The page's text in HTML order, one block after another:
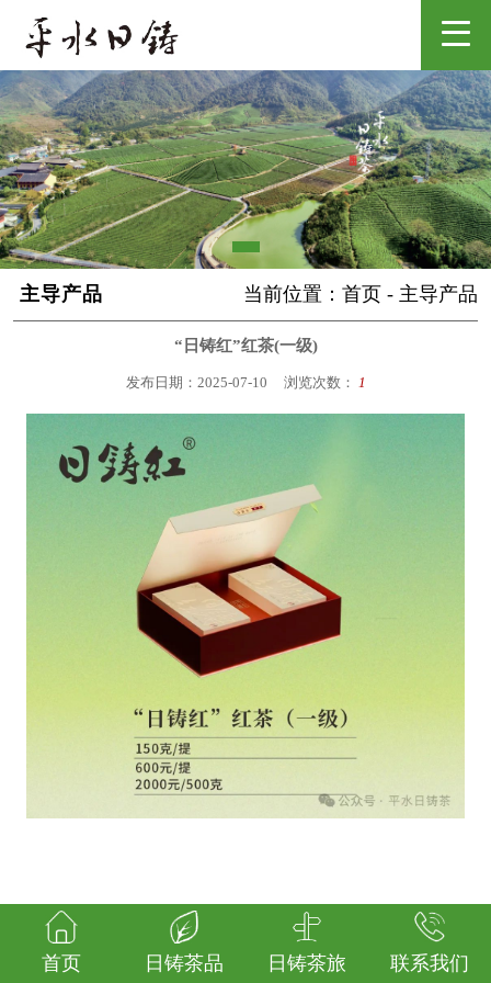
主导产品 当前位置：首页 - 主导产品
“日铸红”红茶(一级)
发布日期：2025-07-10 浏览次数： 1
首页 日铸茶品 日铸茶旅 联系我们